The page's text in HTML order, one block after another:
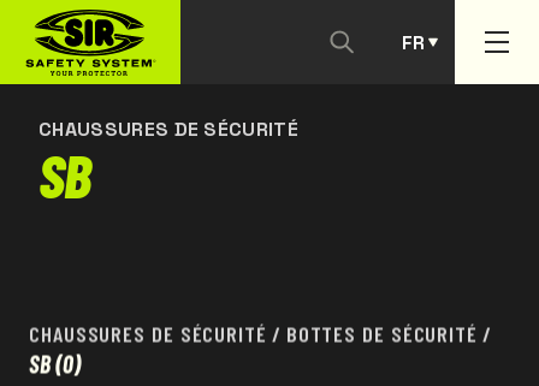
FR
PT
CHAUSSURES DE SÉCURITÉ
SB
CHAUSSURES DE SÉCURITÉ / BOTTES DE SÉCURITÉ /
SB(0)
NOUS CONTACTER